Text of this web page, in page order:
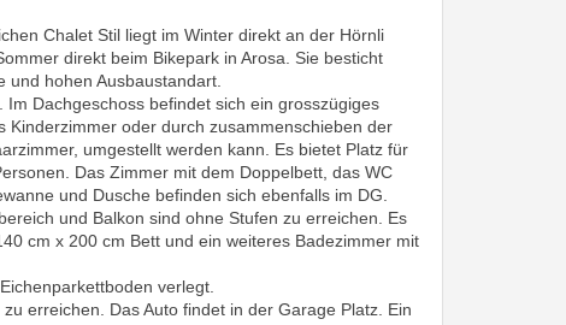
Chalet Stil liegt im Winter direkt an der Hörnli
direkt beim Bikepark in Arosa. Sie besticht
hohen Ausbaustandart.
Im Dachgeschoss befindet sich ein grosszügiges
Kinderzimmer oder durch zusammenschieben der
umgestellt werden kann. Es bietet Platz für
Das Zimmer mit dem Doppelbett, das WC
und Dusche befinden sich ebenfalls im DG.
und Balkon sind ohne Stufen zu erreichen. Es
cm x 200 cm Bett und ein weiteres Badezimmer mit
verlegt.
erreichen. Das Auto findet in der Garage Platz. Ein